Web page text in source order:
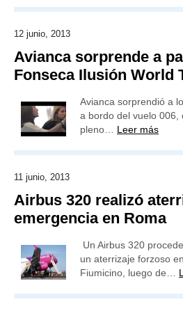
12 junio, 2013
Avianca sorprende a
Fonseca Ilusión World
Avianca sorprendió a
a bordo del vuelo 006,
pleno… Leer más
11 junio, 2013
Airbus 320 realizó
emergencia en Roma
Un Airbus 320
un aterrizaje forzoso
Fiumicino, luego de…